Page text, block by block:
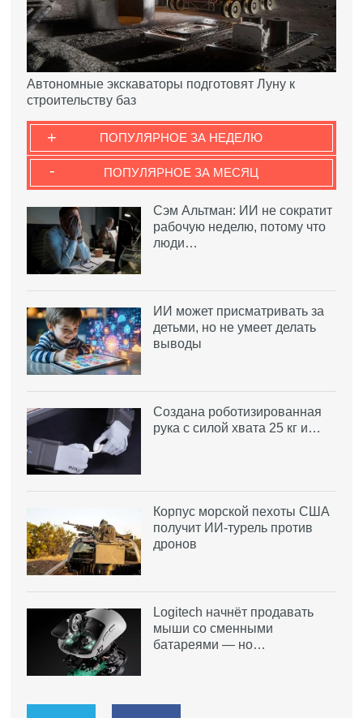
Автономные экскаваторы подготовят Луну к
строительству баз
ПОПУЛЯРНОЕ ЗА НЕДЕЛЮ
+
ПОПУЛЯРНОЕ ЗА МЕСЯЦ
-
Сэм Альтман: ИИ не сократит
рабочую неделю, потому что
люди…
ИИ может присматривать за
детьми, но не умеет делать
выводы
Создана роботизированная
рука с силой хвата 25 кг и…
Корпус морской пехоты США
получит ИИ-турель против
дронов
Logitech начнёт продавать
мыши со сменными
батареями — но…